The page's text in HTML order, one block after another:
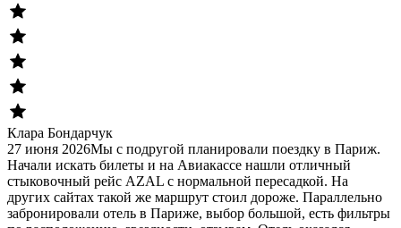
Клара Бондарчук
27 июня 2026Мы с подругой планировали поездку в Париж.
Начали искать билеты и на Авиакассе нашли отличный
стыковочный рейс AZAL с нормальной пересадкой. На
других сайтах такой же маршрут стоил дороже. Параллельно
забронировали отель в Париже, выбор большой, есть фильтры